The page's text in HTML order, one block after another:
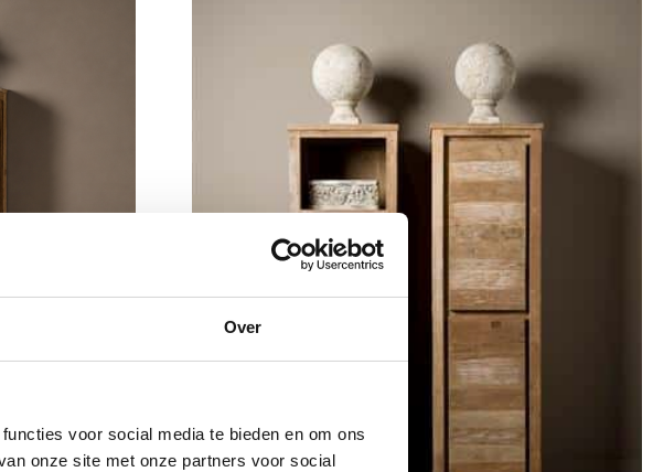
Over
voor social media te bieden en om ons
onze site met onze partners voor social